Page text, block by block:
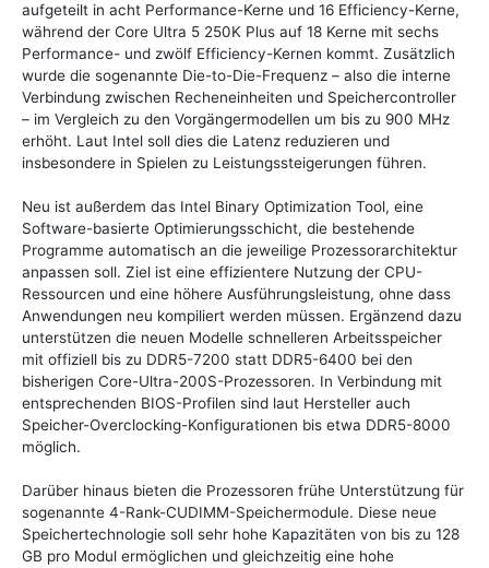
aufgeteilt in acht Performance-Kerne und 16 Efficiency-Kerne,
während der Core Ultra 5 250K Plus auf 18 Kerne mit sechs
Performance- und zwölf Efficiency-Kernen kommt. Zusätzlich
wurde die sogenannte Die-to-Die-Frequenz – also die interne
Verbindung zwischen Recheneinheiten und Speichercontroller
– im Vergleich zu den Vorgängermodellen um bis zu 900 MHz
erhöht. Laut Intel soll dies die Latenz reduzieren und
insbesondere in Spielen zu Leistungssteigerungen führen.
Neu ist außerdem das Intel Binary Optimization Tool, eine
Software-basierte Optimierungsschicht, die bestehende
Programme automatisch an die jeweilige Prozessorarchitektur
anpassen soll. Ziel ist eine effizientere Nutzung der CPU-
Ressourcen und eine höhere Ausführungsleistung, ohne dass
Anwendungen neu kompiliert werden müssen. Ergänzend dazu
unterstützen die neuen Modelle schnelleren Arbeitsspeicher
mit offiziell bis zu DDR5-7200 statt DDR5-6400 bei den
bisherigen Core-Ultra-200S-Prozessoren. In Verbindung mit
entsprechenden BIOS-Profilen sind laut Hersteller auch
Speicher-Overclocking-Konfigurationen bis etwa DDR5-8000
möglich.
Darüber hinaus bieten die Prozessoren frühe Unterstützung für
sogenannte 4-Rank-CUDIMM-Speichermodule. Diese neue
Speichertechnologie soll sehr hohe Kapazitäten von bis zu 128
GB pro Modul ermöglichen und gleichzeitig eine hohe